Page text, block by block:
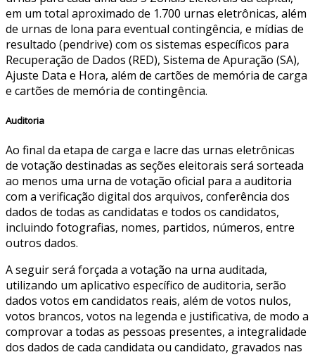
em um total aproximado de 1.700 urnas eletrônicas, além
de urnas de lona para eventual contingência, e mídias de
resultado (pendrive) com os sistemas específicos para
Recuperação de Dados (RED), Sistema de Apuração (SA),
Ajuste Data e Hora, além de cartões de memória de carga
e cartões de memória de contingência.
Auditoria
Ao final da etapa de carga e lacre das urnas eletrônicas
de votação destinadas as seções eleitorais será sorteada
ao menos uma urna de votação oficial para a auditoria
com a verificação digital dos arquivos, conferência dos
dados de todas as candidatas e todos os candidatos,
incluindo fotografias, nomes, partidos, números, entre
outros dados.
A seguir será forçada a votação na urna auditada,
utilizando um aplicativo específico de auditoria, serão
dados votos em candidatos reais, além de votos nulos,
votos brancos, votos na legenda e justificativa, de modo a
comprovar a todas as pessoas presentes, a integralidade
dos dados de cada candidata ou candidato, gravados nas